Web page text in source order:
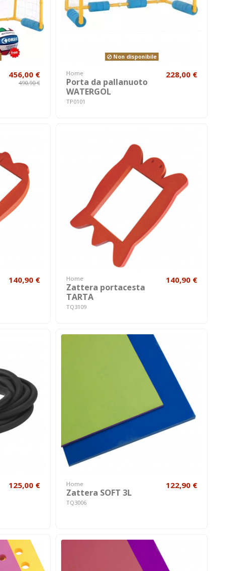
456,00 €
490,90 €
Non disponibile
Home
Porta da pallanuoto
WATERGOL
TP0101
228,00 €
140,90 € Home
Zattera portacesta
TARTA
TQ3109
140,90 €
125,00 € Home
Zattera SOFT 3L
TQ3006
122,90 €